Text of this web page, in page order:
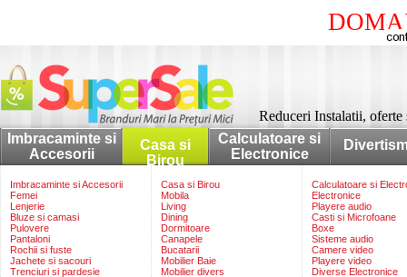
Reduceri Instalatii,
Imbracaminte si
Accesorii
Casa si
Birou
Calculatoare si
Electronice
Imbracaminte si Accesorii
Femei
Lenjerie
Bluze si camasi
Pulovere
Pantaloni
Rochii si fuste
Jachete si sacouri
Trenciuri si pardesie
Casa si Birou
Mobila
Living
Dining
Dormitoare
Canapele
Bucatarii
Mobilier Baie
Mobilier divers
Calculatoare si
Electronice
Playere audio
Casti si Microfoane
Boxe
Sisteme audio
Camere video
Playere video
Diverse Electronice